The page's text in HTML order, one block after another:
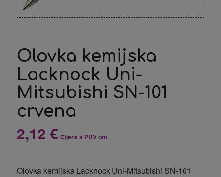
Olovka kemijska
Lacknock Uni-
Mitsubishi SN-101
crvena
2,12 € Cijena s PDV om
Olovka kemijska Lacknock Uni-Mitsubishi SN-101